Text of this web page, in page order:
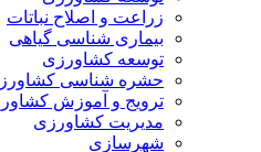
زراعت و اصلاح نباتات
بیماری شناسی گیاهی
توسعه کشاورزی
حشره شناسی
ترویج و آموزش
مدیریت کشاورزی
شهرسازی